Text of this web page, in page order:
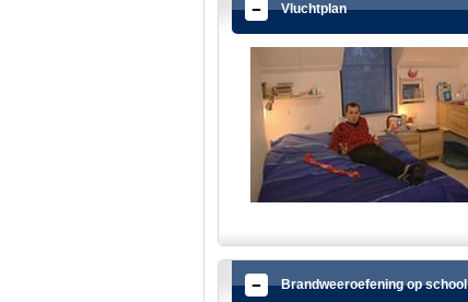
Vluchtplan
Brandweeroefening op school